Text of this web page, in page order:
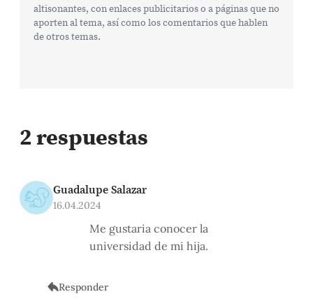
altisonantes, con enlaces publicitarios o a páginas que no
aporten al tema, así como los comentarios que hablen
de otros temas.
2 respuestas
Guadalupe Salazar
16.04.2024
Me gustaria conocer la
universidad de mi hija.
Responder